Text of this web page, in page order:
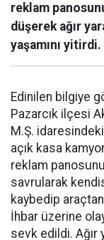
reklam
düşerek ağır
yaşamını yitirdi.
Edinilen bilgiye
Pazarcık ilçesi
M.Ş.
açık kasa
reklam
savrularak
kaybedip
İhbar üzerine
sevk edildi. Ağır